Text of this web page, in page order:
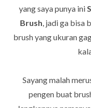
yang sayapunya ini
Brush, jadi ga bisa
brush yang ukuran
Sayang malah
pengen buat